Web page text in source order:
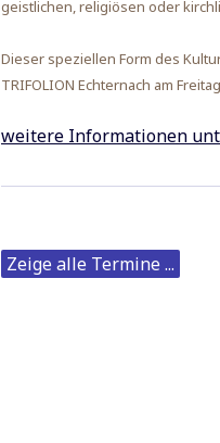
geistlichen, religiösen oder
Dieser speziellen Form des
TRIFOLION Echternach am
weitere Informationen
Zeige alle Termine ...